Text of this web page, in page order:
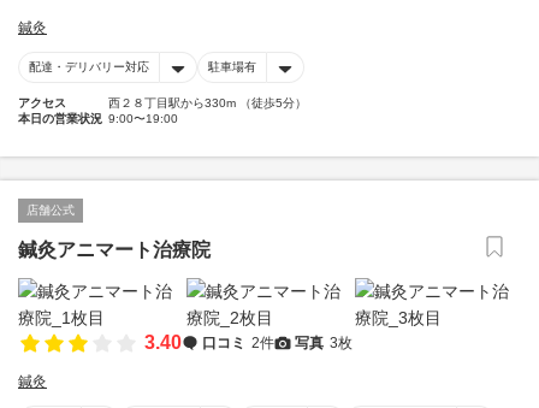
鍼灸
配達・デリバリー対応 駐車場有
アクセス
西２８丁目駅から330m （徒歩5分）
本日の営業状況 9:00〜19:00
店舗公式
鍼灸アニマート治療院
3.40 口コミ 2件 写真 3枚
鍼灸